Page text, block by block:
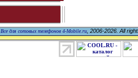
Все для сотовых телефонов 4-Mobile.ru, 2006-2026. All